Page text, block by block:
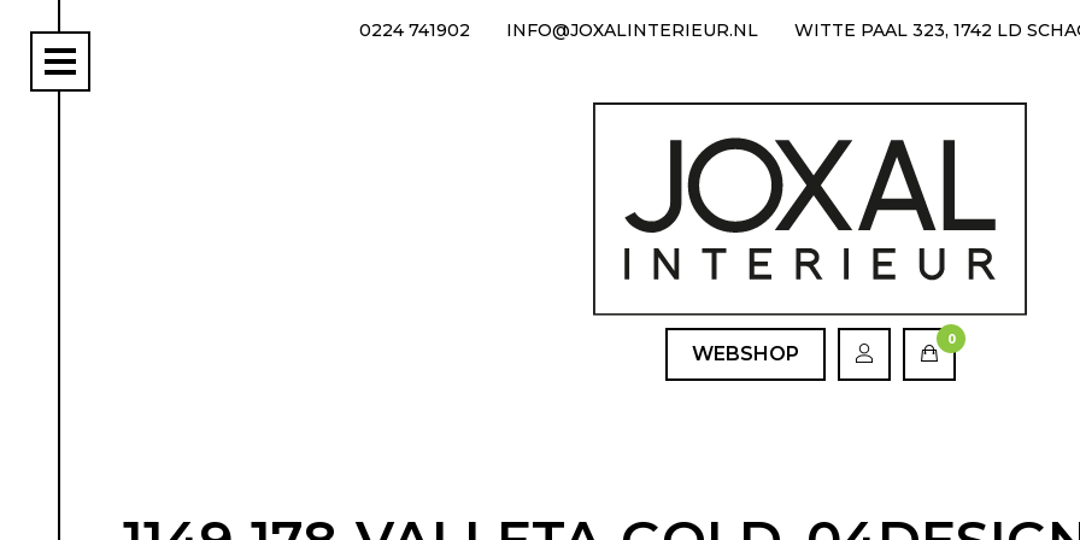
0224 741902 INFO@JOXALINTERIEUR.NL WITTE PAAL 323, 1742 LD
WEBSHOP
0